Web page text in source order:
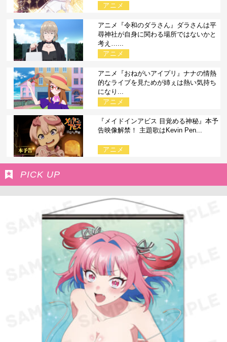
アニメ
アニメ『令和のダラさん』ダラさんは平
尋神社が自身に関わる場所ではないかと
考え…...
アニメ
アニメ『おねがいアイプリ』ナナの情熱
的なライブを見ためが姉ぇは熱い気持ち
になり...
アニメ
『メイドインアビス 目覚める神秘』本予
告映像解禁！ 主題歌はKevin Pen...
アニメ
PICK UP